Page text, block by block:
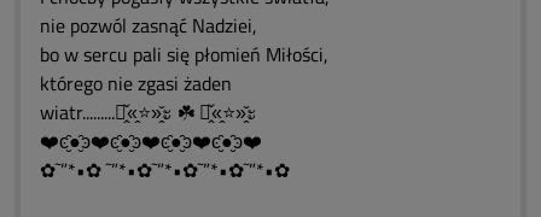
nie pozwól zasnąć Nadziei,
bo w sercu pali się płomień Miłości,
którego nie zgasi żaden
wiatr.........ะ̭̌«̭⭐»̭̌ะ ☘️ ะ̭̌«̭⭐»̭̌ะ
❤️ͼ̮̑●̮̑ͽ❤️ͼ̮̑●̮̑ͽ❤️ͼ̮̑●̮̑ͽ❤️ͼ̮̑●̮̑ͽ❤️
✿˜”*•✿ ˜”*•✿˜”*•✿˜”*•✿˜”*•✿